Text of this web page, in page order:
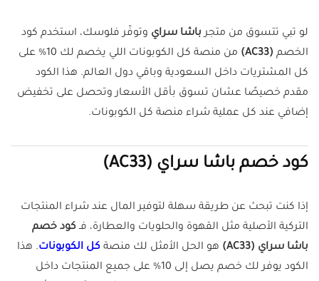
لو تبي تتسوق من متجرباشا سراي وتوفّر فلوسك، استخدم كود
الخصم (AC33)
من منصة كل الكوبونات اللي يخصم لك 10% على
كل المشتريات داخل السعودية وباقي دول العالم. هذا الكود
مقدم خصيصًا عشان تسوق بأقل الأسعار وتحصل على تخفيض
إضافي عند كل عملية شراء منصة كل الكوبونات.
كود خصم باشا سراي (AC33)
إذا كنت تبحث عن طريقة سهلة لتوفير المال عند شراء المنتجات
التركية الأصلية مثل القهوة والحلويات والعطارة، فـكود خصم
باشا سراي (AC33)
هو الحل الأمثل لك منصة كل الكوبونات. هذا
الكود يوفر لك خصم يصل إلى 10% على جميع المنتجات داخل